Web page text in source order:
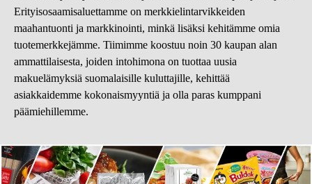
Erityisosaamisaluettamme on merkkielintarvikkeiden
maahantuonti ja markkinointi, minkä lisäksi kehitämme omia
tuotemerkkejämme. Tiimimme koostuu noin 30 kaupan alan
ammattilaisesta, joiden intohimona on tuottaa uusia
makuelämyksiä suomalaisille kuluttajille, kehittää
asiakkaidemme kokonaismyyntiä ja olla paras kumppani
päämiehillemme.